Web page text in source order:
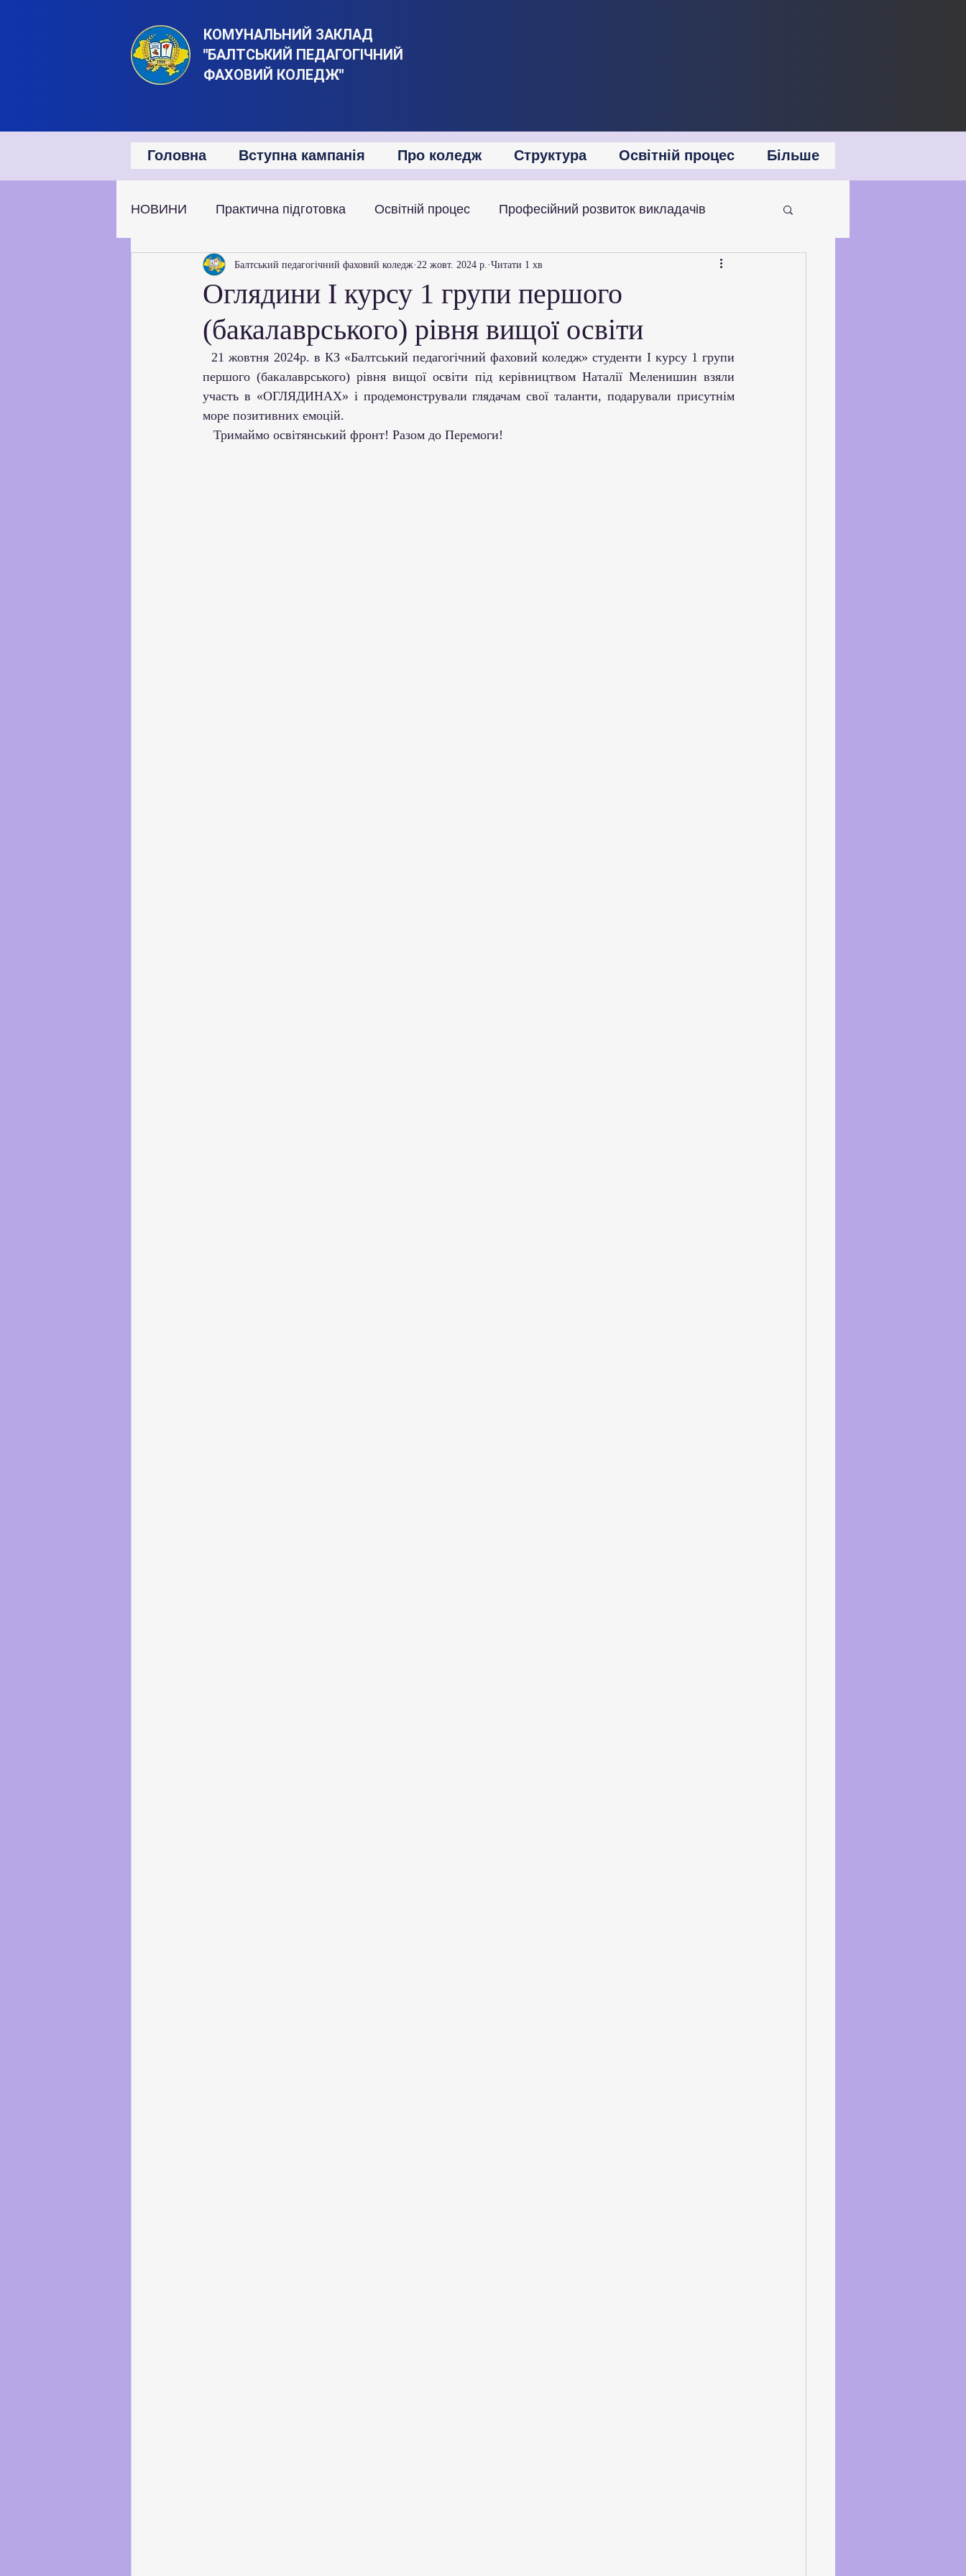
КОМУНАЛЬНИЙ ЗАКЛАД
"БАЛТСЬКИЙ ПЕДАГОГІЧНИЙ
ФАХОВИЙ КОЛЕДЖ"
Головна Вступна кампанія Про коледж Структура Освітній процес Більше
НОВИНИ Практична підготовка Освітній процес Професійний розвиток викладачів
Наукова та дослідницька діяльність Академічна мобільність
Партнерство з українськими ЗВО Робота зі здобувачами освіти Студентське життя
Профорієнтаційна робота Забезпечення якості освіти Співпраця зі стейкхолдерами
Соціальні та громадські ініціативи Досягнення студентів та викладачів
Оглядини І курсу 1 групи першого
(бакалаврського) рівня вищої освіти
Балтський педагогічний фаховий коледж 22 жовт. 2024 р. Читати 1 хв
  21 жовтня 2024р. в КЗ «Балтський педагогічний фаховий коледж» студенти І курсу 1 групи
першого (бакалаврського) рівня вищої освіти під керівництвом Наталії Меленишин взяли
участь в «ОГЛЯДИНАХ» і продемонстрували глядачам свої таланти, подарували присутнім
море позитивних емоцій.
   Тримаймо освітянський фронт! Разом до Перемоги!